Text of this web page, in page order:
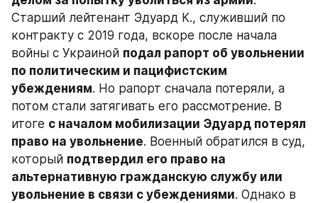
Старший лейтенант Эдуард К., служивший по
контракту с 2019 года, вскоре после начала
войны с Украиной подал рапорт об увольнении
по политическим и пацифистским
убеждениям. Но рапорт сначала потеряли, а
потом стали затягивать его рассмотрение. В
итоге с началом мобилизации Эдуард потерял
право на увольнение. Военный обратился в суд,
который подтвердил его право на
альтернативную гражданскую службу или
увольнение в связи с убеждениями. Однако в